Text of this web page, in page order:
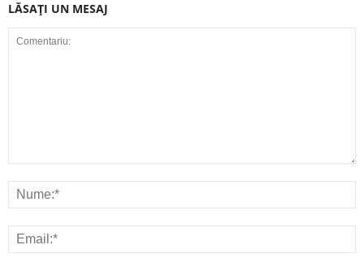
LĂSAȚI UN MESAJ